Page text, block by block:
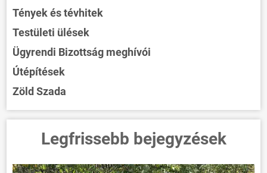
Tények és tévhitek
Testületi ülések
Ügyrendi Bizottság meghívói
Útépítések
Zöld Szada
Legfrissebb bejegyzések